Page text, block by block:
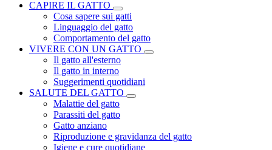
CAPIRE IL GATTO
Cosa sapere sui gatti
Linguaggio del gatto
Comportamento del gatto
VIVERE CON UN GATTO
Il gatto all'esterno
Il gatto in interno
Suggerimenti quotidiani
SALUTE DEL GATTO
Malattie del gatto
Parassiti del gatto
Gatto anziano
Riproduzione e gravidanza del gatto
Igiene e cure quotidiane